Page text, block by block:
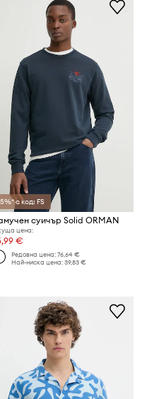
с код: FS
суичър Solid ORMAN
цена:
€
Редовна цена:76,64 €
Най-ниска цена:39,83 €